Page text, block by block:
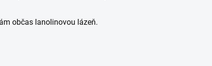
občas lanolinovou lázeň.